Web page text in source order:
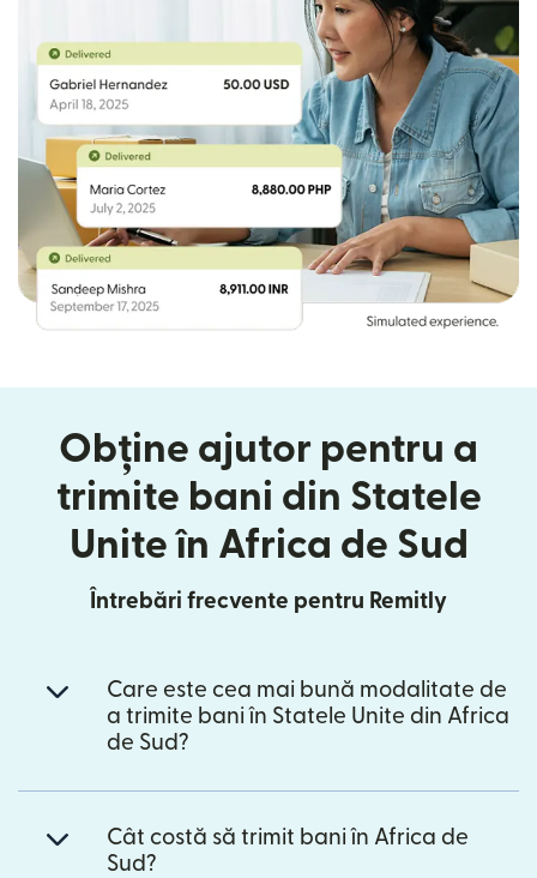
Obține ajutor pentru a
trimite bani din Statele
Unite în Africa de Sud
Întrebări frecvente pentru Remitly
Care este cea mai bună modalitate de
a trimite bani în Statele Unite din Africa
de Sud?
Cât costă să trimit bani în Africa de
Sud?